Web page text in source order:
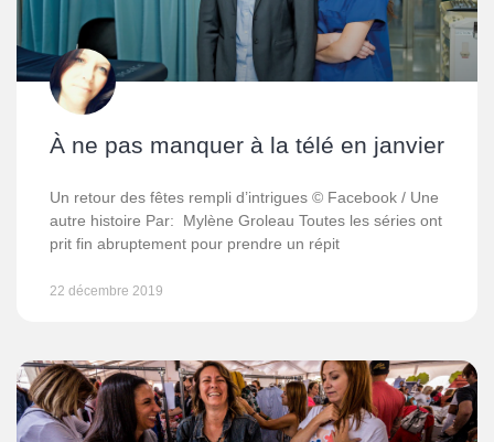
À ne pas manquer à la télé en janvier
Un retour des fêtes rempli d’intrigues © Facebook / Une
autre histoire Par: Mylène Groleau Toutes les séries ont
prit fin abruptement pour prendre un répit
22 décembre 2019